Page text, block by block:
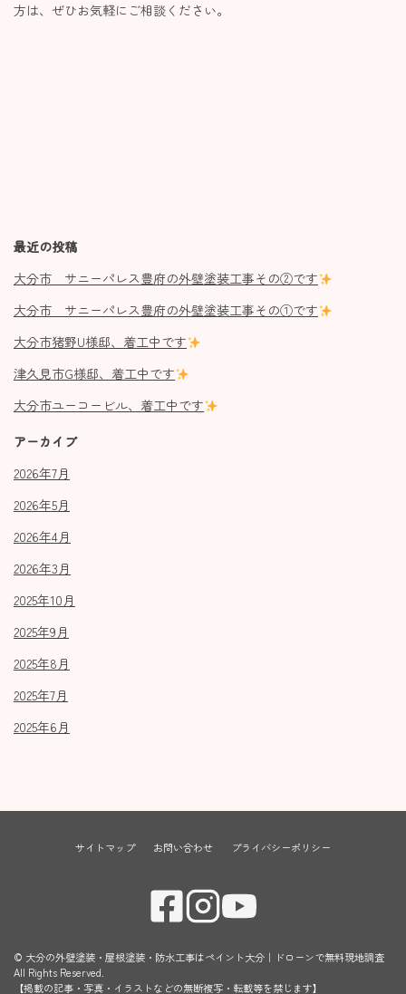
方は、ぜひお気軽にご相談ください。
最近の投稿
大分市 サニーパレス豊府の外壁塗装工事その②です
大分市 サニーパレス豊府の外壁塗装工事その①です
大分市猪野U様邸、着工中です
津久見市G様邸、着工中です
大分市ユーコービル、着工中です
アーカイブ
2026年7月
2026年5月
2026年4月
2026年3月
2025年10月
2025年9月
2025年8月
2025年7月
2025年6月
サイトマップ お問い合わせ プライバシーポリシー
© 大分の外壁塗装・屋根塗装・防水工事はペイント大分｜ドローンで無料現地調査
All Rights Reserved.
【掲載の記事・写真・イラストなどの無断複写・転載等を禁じます】